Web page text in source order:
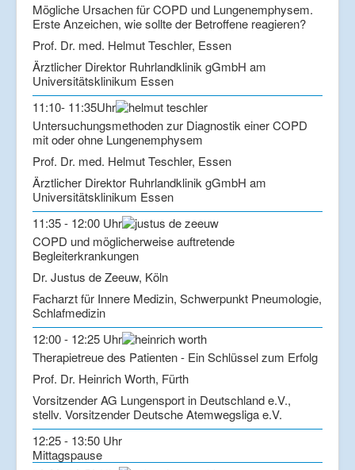
Mögliche Ursachen für COPD und Lungenemphysem.
Erste Anzeichen, wie sollte der Betroffene reagieren?
Prof. Dr. med. Helmut Teschler, Essen
Ärztlicher Direktor Ruhrlandklinik gGmbH am
Universitätsklinikum Essen
11:10- 11:35Uhr
Untersuchungsmethoden zur Diagnostik einer COPD
mit oder ohne Lungenemphysem
Prof. Dr. med. Helmut Teschler, Essen
Ärztlicher Direktor Ruhrlandklinik gGmbH am
Universitätsklinikum Essen
11:35 - 12:00 Uhr
COPD und möglicherweise auftretende
Begleiterkrankungen
Dr. Justus de Zeeuw, Köln
Facharzt für Innere Medizin, Schwerpunkt Pneumologie,
Schlafmedizin
12:00 - 12:25 Uhr
Therapietreue des Patienten - Ein Schlüssel zum Erfolg
Prof. Dr. Heinrich Worth, Fürth
Vorsitzender AG Lungensport in Deutschland e.V.,
stellv. Vorsitzender Deutsche Atemwegsliga e.V.
12:25 - 13:50 Uhr
Mittagspause